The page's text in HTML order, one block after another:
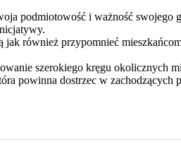
podmiotowość i ważność swojego
jak również przypomnieć
szerokiego kręgu okolicznych
powinna dostrzec w zachodzących